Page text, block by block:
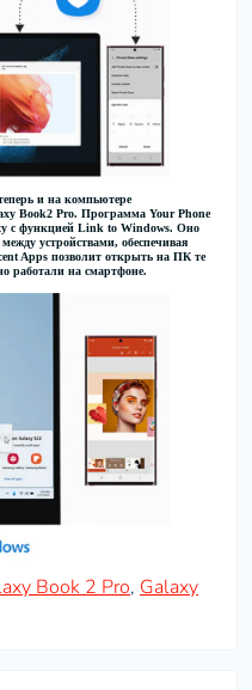
и на компьютере
Book2 Pro. Программа Your Phone
с функцией Link to Windows. Оно
между устройствами, обеспечивая
Apps позволит открыть на ПК те
работали на смартфоне.
Book 2 Pro, Galaxy